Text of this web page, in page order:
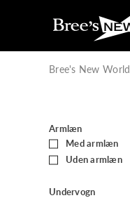
Bree's New World
Armlæn
Med armlæn
Uden armlæn
Undervogn